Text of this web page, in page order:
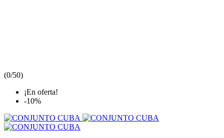
(0/50)
¡En oferta!
-10%